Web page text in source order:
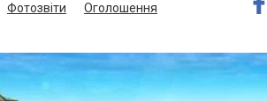
Фотозвіти
Оголошення